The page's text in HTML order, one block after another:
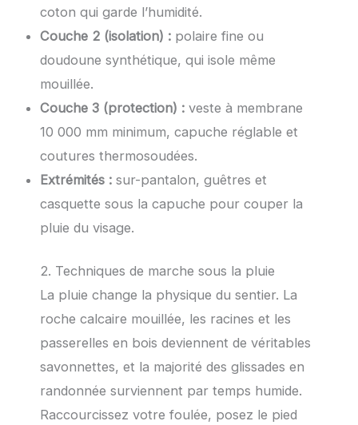
coton qui garde l’humidité.
Couche 2 (isolation) : polaire fine ou
doudoune synthétique, qui isole même
mouillée.
Couche 3 (protection) : veste à membrane
10 000 mm minimum, capuche réglable et
coutures thermosoudées.
Extrémités : sur-pantalon, guêtres et
casquette sous la capuche pour couper la
pluie du visage.
2. Techniques de marche sous la pluie
La pluie change la physique du sentier. La
roche calcaire mouillée, les racines et les
passerelles en bois deviennent de véritables
savonnettes, et la majorité des glissades en
randonnée surviennent par temps humide.
Raccourcissez votre foulée, posez le pied